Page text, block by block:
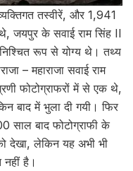
तस्वीरें, और 1,941
जयपुर के सवाई राम सिंह II
निश्चित रूप से योग्य थे। तथ्य
– महाराजा सवाई राम
फोटोग्राफरों में से एक थे,
बाद में भुला दी गयी। फिर
बाद फोटोग्राफी के
देखा, लेकिन यह अभी भी
है।